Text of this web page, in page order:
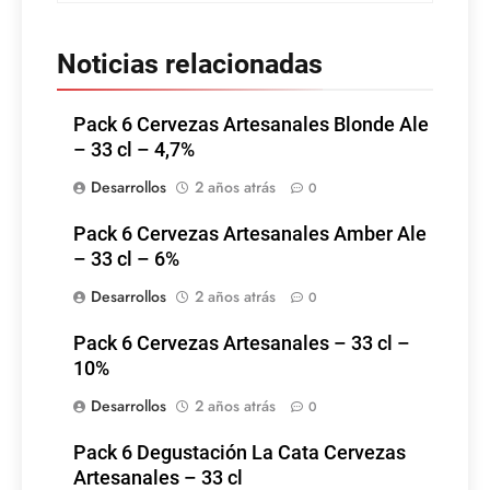
Noticias relacionadas
Pack 6 Cervezas Artesanales Blonde Ale
– 33 cl – 4,7%
Desarrollos
2 años atrás 0
Pack 6 Cervezas Artesanales Amber Ale
– 33 cl – 6%
Desarrollos
2 años atrás 0
Pack 6 Cervezas Artesanales – 33 cl –
10%
Desarrollos
2 años atrás 0
Pack 6 Degustación La Cata Cervezas
Artesanales – 33 cl